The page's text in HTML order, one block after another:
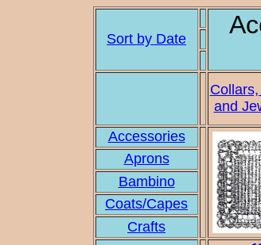
Sort by Date
and
Accessories
Aprons
Bambino
Coats/Capes
Crafts